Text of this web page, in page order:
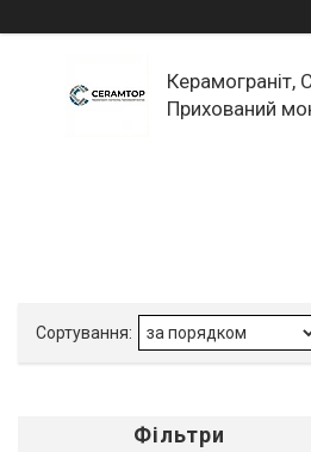
Керамограніт,
Прихований
Фільтри